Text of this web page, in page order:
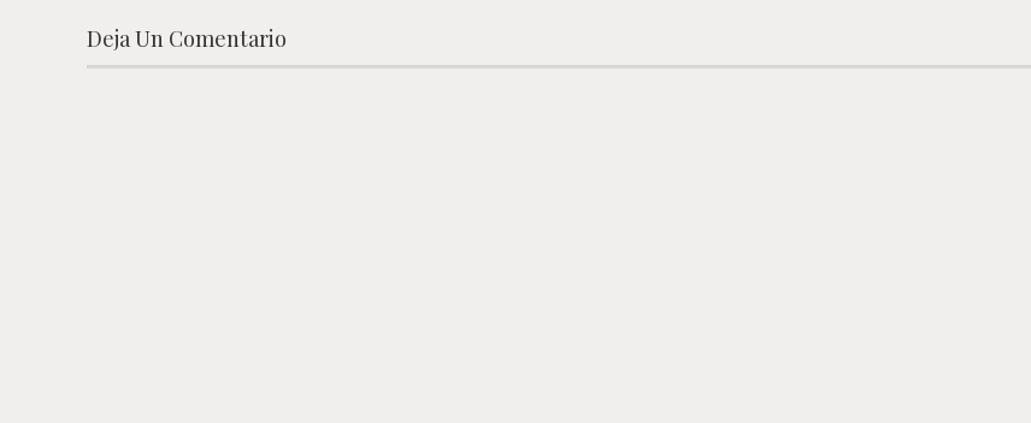
Deja Un Comentario